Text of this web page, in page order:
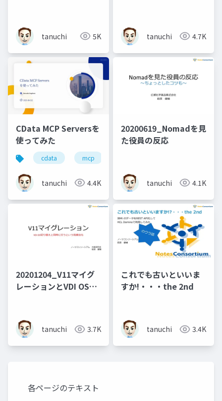
tanuchi 5K tanuchi 4.7K
CData MCP Serversを
使ってみた
cdata mcp
tanuchi 4.4K
20200619_Nomadを見
た役員の反応
tanuchi 4.1K
20201204_V11マイグ
レーションとVDI OSの
tanuchi 3.7K
これでも古いといいま
すか!・・・the 2nd
tanuchi 3.4K
各ページのテキスト